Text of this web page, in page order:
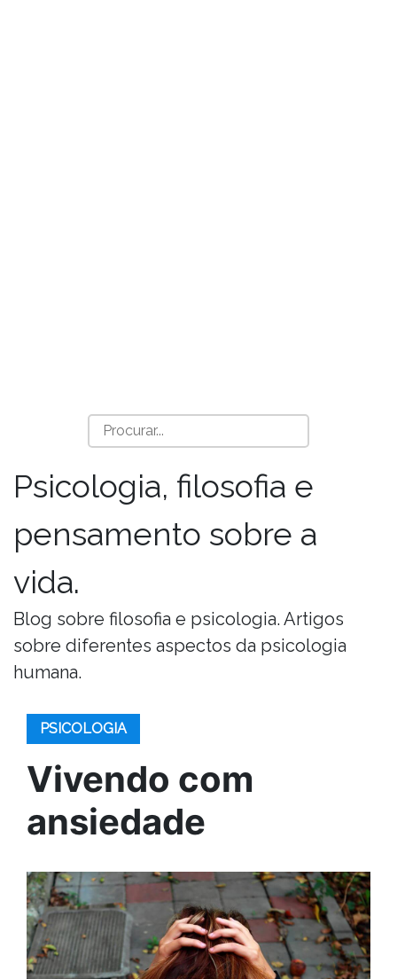
Psicologia, filosofia e
pensamento sobre a
vida.
Blog sobre filosofia e psicologia. Artigos
sobre diferentes aspectos da psicologia
humana.
PSICOLOGIA
Vivendo com
ansiedade